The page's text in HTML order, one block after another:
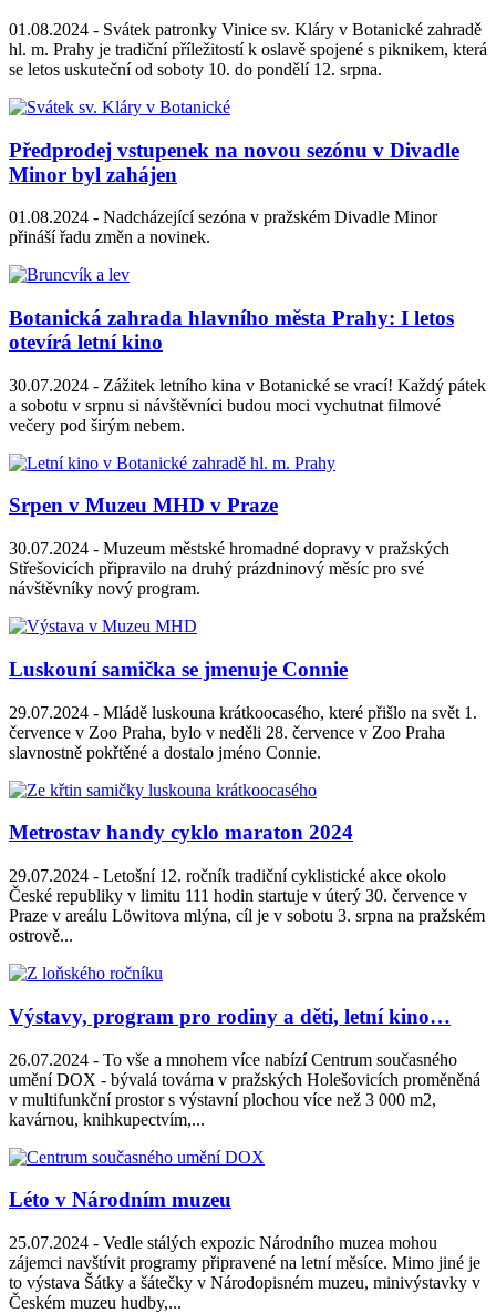
01.08.2024 - Svátek patronky Vinice sv. Kláry v Botanické zahradě
hl. m. Prahy je tradiční příležitostí k oslavě spojené s piknikem, která
se letos uskuteční od soboty 10. do pondělí 12. srpna.
Předprodej vstupenek na novou sezónu v Divadle
Minor byl zahájen
01.08.2024 - Nadcházející sezóna v pražském Divadle Minor
přináší řadu změn a novinek.
Botanická zahrada hlavního města Prahy: I letos
otevírá letní kino
30.07.2024 - Zážitek letního kina v Botanické se vrací! Každý pátek
a sobotu v srpnu si návštěvníci budou moci vychutnat filmové
večery pod širým nebem.
Srpen v Muzeu MHD v Praze
30.07.2024 - Muzeum městské hromadné dopravy v pražských
Střešovicích připravilo na druhý prázdninový měsíc pro své
návštěvníky nový program.
Luskouní samička se jmenuje Connie
29.07.2024 - Mládě luskouna krátkoocasého, které přišlo na svět 1.
července v Zoo Praha, bylo v neděli 28. července v Zoo Praha
slavnostně pokřtěné a dostalo jméno Connie.
Metrostav handy cyklo maraton 2024
29.07.2024 - Letošní 12. ročník tradiční cyklistické akce okolo
České republiky v limitu 111 hodin startuje v úterý 30. července v
Praze v areálu Löwitova mlýna, cíl je v sobotu 3. srpna na pražském
ostrově...
Výstavy, program pro rodiny a děti, letní kino…
26.07.2024 - To vše a mnohem více nabízí Centrum současného
umění DOX - bývalá továrna v pražských Holešovicích proměněná
v multifunkční prostor s výstavní plochou více než 3 000 m2,
kavárnou, knihkupectvím,...
Léto v Národním muzeu
25.07.2024 - Vedle stálých expozic Národního muzea mohou
zájemci navštívit programy připravené na letní měsíce. Mimo jiné je
to výstava Šátky a šátečky v Národopisném muzeu, minivýstavky v
Českém muzeu hudby,...